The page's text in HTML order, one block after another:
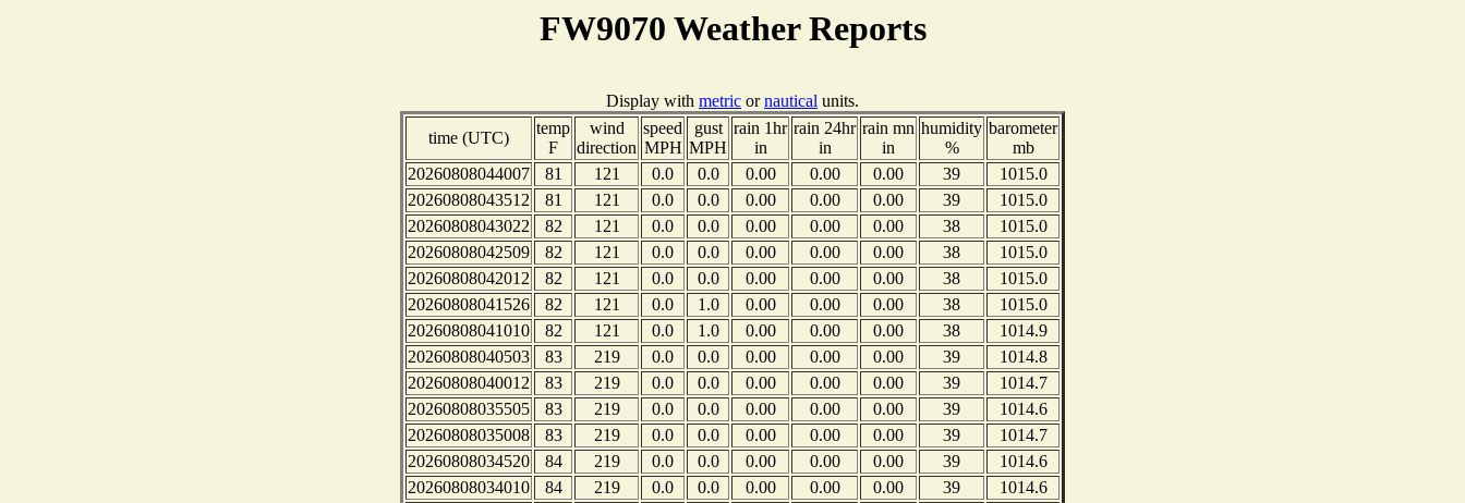
FW9070 Weather Reports
Display with metric ornautical units.
time (UTC)
temp
F
wind
direction
speed
MPH
gust
MPH
rain 1hr
in
rain 24hr
in
rain mn
in
humidity
%
barometer
mb
20260808044007
81 121 0.0 0.0 0.00 0.00 0.00 39
1015.0
20260808043512
81 121 0.0 0.0 0.00 0.00 0.00 39
1015.0
20260808043022
82 121 0.0 0.0 0.00 0.00 0.00 38
1015.0
20260808042509
82 121 0.0 0.0 0.00 0.00 0.00 38
1015.0
20260808042012
82 121 0.0 0.0 0.00 0.00 0.00 38
1015.0
20260808041526
82 121 0.0 1.0 0.00 0.00 0.00 38
1015.0
20260808041010
82 121 0.0 1.0 0.00 0.00 0.00 38
1014.9
20260808040503
83 219 0.0 0.0 0.00 0.00 0.00 39
1014.8
20260808040012
83 219 0.0 0.0 0.00 0.00 0.00 39
1014.7
20260808035505
83 219 0.0 0.0 0.00 0.00 0.00 39
1014.6
20260808035008
83 219 0.0 0.0 0.00 0.00 0.00 39
1014.7
20260808034520
84 219 0.0 0.0 0.00 0.00 0.00 39
1014.6
20260808034010
84 219 0.0 0.0 0.00 0.00 0.00 39
1014.6